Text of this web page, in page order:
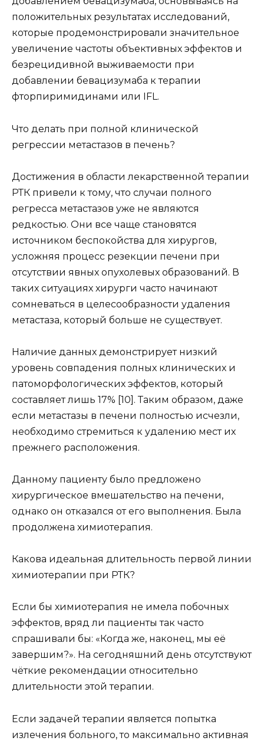
положительных результатах исследований,
которые продемонстрировали значительное
увеличение частоты объективных эффектов и
безрецидивной выживаемости при
добавлении бевацизумаба к терапии
фторпиримидинами или IFL.
Что делать при полной клинической
регрессии метастазов в печень?
Достижения в области лекарственной терапии
РТК привели к тому, что случаи полного
регресса метастазов уже не являются
редкостью. Они все чаще становятся
источником беспокойства для хирургов,
усложняя процесс резекции печени при
отсутствии явных опухолевых образований. В
таких ситуациях хирурги часто начинают
сомневаться в целесообразности удаления
метастаза, который больше не существует.
Наличие данных демонстрирует низкий
уровень совпадения полных клинических и
патоморфологических эффектов, который
составляет лишь 17% [10]. Таким образом, даже
если метастазы в печени полностью исчезли,
необходимо стремиться к удалению мест их
прежнего расположения.
Данному пациенту было предложено
хирургическое вмешательство на печени,
однако он отказался от его выполнения. Была
продолжена химиотерапия.
Какова идеальная длительность первой линии
химиотерапии при РТК?
Если бы химиотерапия не имела побочных
эффектов, вряд ли пациенты так часто
спрашивали бы: «Когда же, наконец, мы её
завершим?». На сегодняшний день отсутствуют
чёткие рекомендации относительно
длительности этой терапии.
Если задачей терапии является попытка
излечения больного, то максимально активная